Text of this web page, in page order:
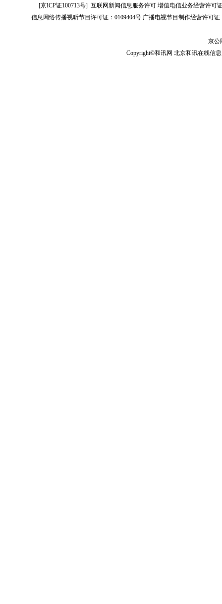
[京ICP证100713号]互联网新闻信息服务许可 增值电信业务经营许可
信息网络传播视听节目许可证：0109404号 广播电视节目制作经营许可证
京公
Copyright©和讯网 北京和讯在线信